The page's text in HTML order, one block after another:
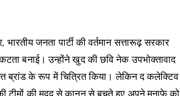
जनता पार्टी की वर्तमान सत्तारूढ़ सरकार
बनाई। उन्होंने खुद की छवि नेक उपभोक्तावाद
ब्रांड के रूप में चित्रित किया। लेकिन द कलेक्टिव